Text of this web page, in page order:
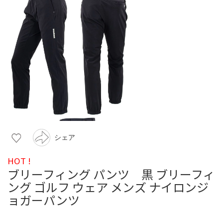
シェア
HOT !
ブリーフィング パンツ 黒 ブリーフィ
ング ゴルフ ウェア メンズ ナイロンジ
ョガーパンツ